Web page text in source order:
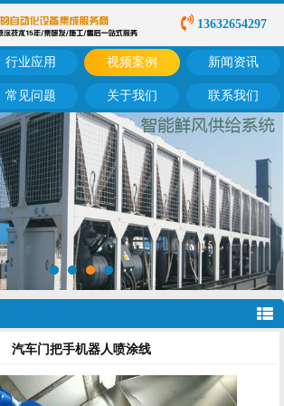
13632654297
行业应用 视频案例 新闻资讯
常见问题 关于我们 联系我们
汽车门把手机器人喷涂线